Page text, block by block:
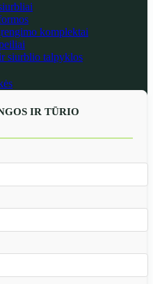
komplektai
siurblio talpyklos
IR TŪRIO